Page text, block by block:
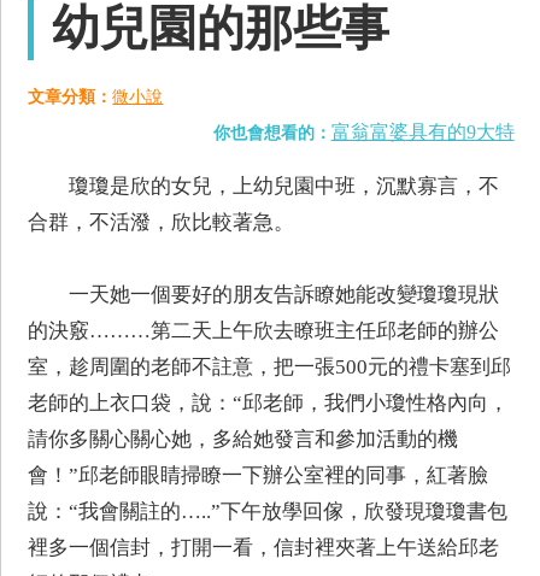
幼兒園的那些事
文章分類：微小說
你也會想看的： 富翁富婆具有的9大特
瓊瓊是欣的女兒，上幼兒園中班，沉默寡言，不
合群，不活潑，欣比較著急。
一天她一個要好的朋友告訴瞭她能改變瓊瓊現狀
的決竅………第二天上午欣去瞭班主任邱老師的辦公
室，趁周圍的老師不註意，把一張500元的禮卡塞到邱
老師的上衣口袋，說：“邱老師，我們小瓊性格內向，
請你多關心關心她，多給她發言和參加活動的機
會！”邱老師眼睛掃瞭一下辦公室裡的同事，紅著臉
說：“我會關註的…..”下午放學回傢，欣發現瓊瓊書包
裡多一個信封，打開一看，信封裡夾著上午送給邱老